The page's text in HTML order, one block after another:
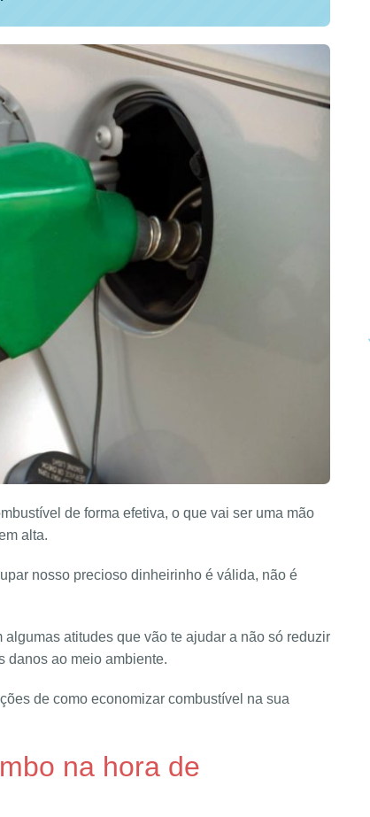
de forma efetiva, o que vai ser uma mão
alta.
nosso precioso dinheirinho é válida, não é
atitudes que vão te ajudar a não só reduzir
danos ao meio ambiente.
de como economizar combustível na sua
na hora de